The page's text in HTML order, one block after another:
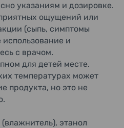
указаниям и дозировке.
ощущений или
(сыпь, симптомы
и
с врачом.
для детей месте.
температурах может
продукта, но это не
этанол